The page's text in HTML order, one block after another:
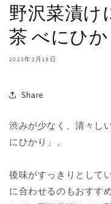
野沢菜漬け
茶 べにひ
2025年2月18日
Share
渋みが少なく、清々し
にひかり」。
後味がすっきりとして
に合わせるのもおすす